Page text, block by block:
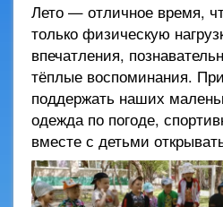
Лето — отличное время,
только физическую
впечатления,
тёплые воспоминания.
поддержать наших
одежда по погоде,
вместе с детьми